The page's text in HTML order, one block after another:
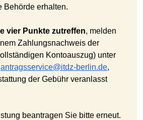
Behörde erhalten.
vier Punkte zutreffen, melden
Zahlungsnachweis der
Kontoauszug) unter
antragsservice@itdz-berlin.de,
der Gebühr veranlasst
beantragen Sie bitte erneut.